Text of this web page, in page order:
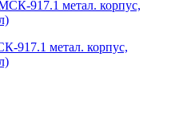
917.1 метал. корпус,